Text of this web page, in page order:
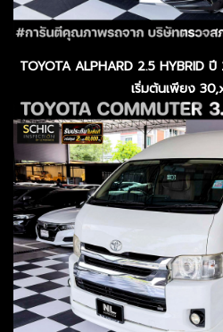
TOYOTA ALPHARD 2.5 HYBRID
เริ่มต้นเพียง